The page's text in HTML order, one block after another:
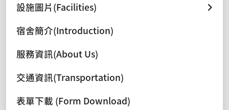
設施圖片(Facilities)
宿舍簡介(Introduction)
服務資訊(About Us)
交通資訊(Transportation)
表單下載 (Form Download)